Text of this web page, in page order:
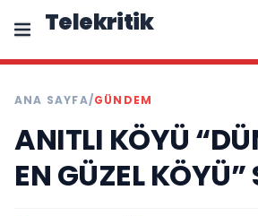
Telekritik
ANA SAYFA/GÜNDEM
ANITLI KÖYÜ
EN GÜZEL KÖYÜ”